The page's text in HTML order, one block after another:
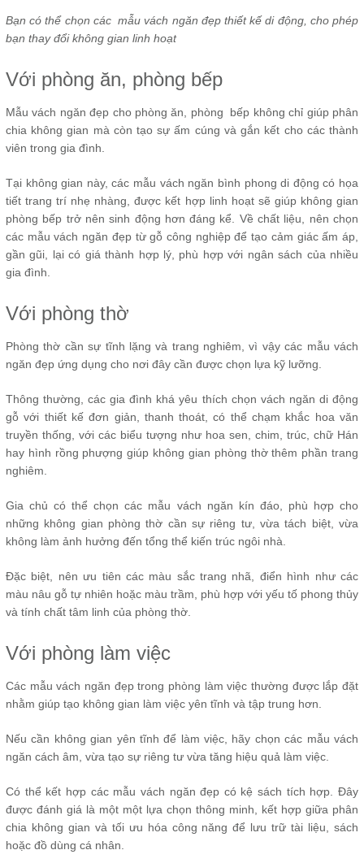
Bạn có thể chọn các mẫu vách ngăn đẹp thiết kế di động, cho phép
bạn thay đổi không gian linh hoạt
Với phòng ăn, phòng bếp
Mẫu vách ngăn đẹp cho phòng ăn, phòng bếp không chỉ giúp phân
chia không gian mà còn tạo sự ấm cúng và gắn kết cho các thành
viên trong gia đình.
Tại không gian này, các mẫu vách ngăn bình phong di động có họa
tiết trang trí nhẹ nhàng, được kết hợp linh hoạt sẽ giúp không gian
phòng bếp trở nên sinh động hơn đáng kể. Về chất liệu, nên chọn
các mẫu vách ngăn đẹp từ gỗ công nghiệp để tạo cảm giác ấm áp,
gần gũi, lại có giá thành hợp lý, phù hợp với ngân sách của nhiều
gia đình.
Với phòng thờ
Phòng thờ cần sự tĩnh lặng và trang nghiêm, vì vậy các mẫu vách
ngăn đẹp ứng dụng cho nơi đây cần được chọn lựa kỹ lưỡng.
Thông thường, các gia đình khá yêu thích chọn vách ngăn di động
gỗ với thiết kế đơn giản, thanh thoát, có thể chạm khắc hoa văn
truyền thống, với các biểu tượng như hoa sen, chim, trúc, chữ Hán
hay hình rồng phượng giúp không gian phòng thờ thêm phần trang
nghiêm.
Gia chủ có thể chọn các mẫu vách ngăn kín đáo, phù hợp cho
những không gian phòng thờ cần sự riêng tư, vừa tách biệt, vừa
không làm ảnh hưởng đến tổng thể kiến trúc ngôi nhà.
Đặc biệt, nên ưu tiên các màu sắc trang nhã, điển hình như các
màu nâu gỗ tự nhiên hoặc màu trầm, phù hợp với yếu tố phong thủy
và tính chất tâm linh của phòng thờ.
Với phòng làm việc
Các mẫu vách ngăn đẹp trong phòng làm việc thường được lắp đặt
nhằm giúp tạo không gian làm việc yên tĩnh và tập trung hơn.
Nếu cần không gian yên tĩnh để làm việc, hãy chọn các mẫu vách
ngăn cách âm, vừa tạo sự riêng tư vừa tăng hiệu quả làm việc.
Có thể kết hợp các mẫu vách ngăn đẹp có kệ sách tích hợp. Đây
được đánh giá là một một lựa chọn thông minh, kết hợp giữa phân
chia không gian và tối ưu hóa công năng để lưu trữ tài liệu, sách
hoặc đồ dùng cá nhân.